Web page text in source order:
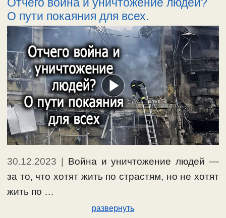
О пути покаяния для всех.
30.12.2023
Война и уничтожение людей —
за то, что хотят жить по страстям, но не хотят
жить по …
развернуть